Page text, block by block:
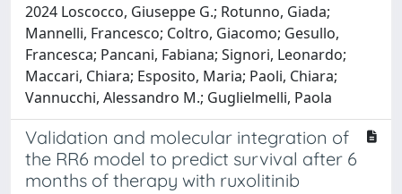
2024 Loscocco, Giuseppe G.; Rotunno, Giada;
Mannelli, Francesco; Coltro, Giacomo; Gesullo,
Francesca; Pancani, Fabiana; Signori, Leonardo;
Maccari, Chiara; Esposito, Maria; Paoli, Chiara;
Vannucchi, Alessandro M.; Guglielmelli, Paola
Validation and molecular integration of
the RR6 model to predict survival after 6
months of therapy with ruxolitinib